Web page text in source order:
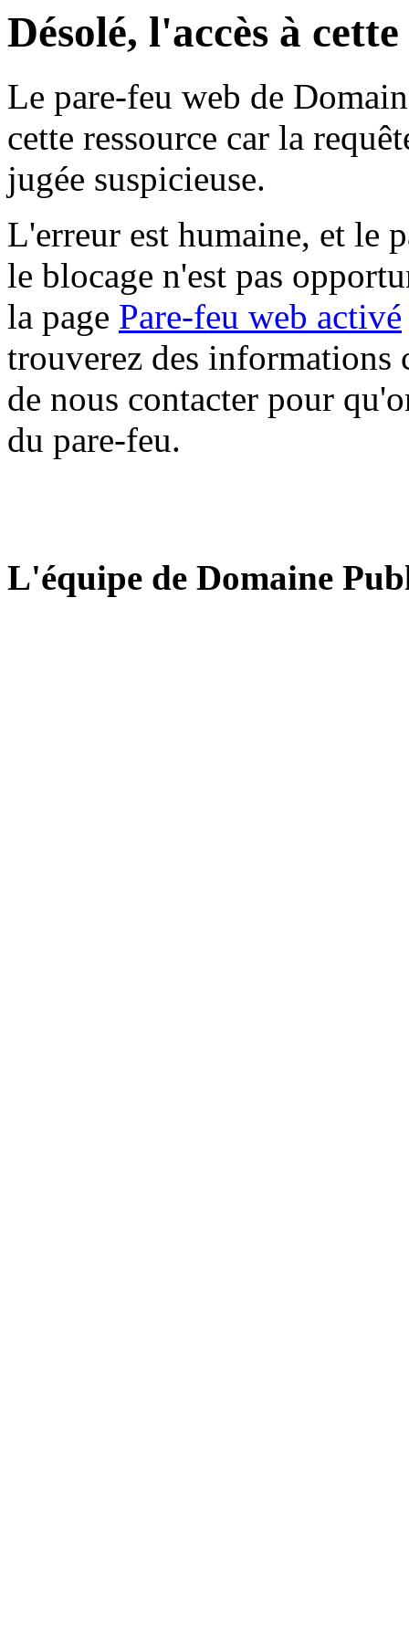
Désolé, l'accès à
Le pare-feu web de
cette ressource car la
jugée suspicieuse.
L'erreur est humaine, et le
le blocage n'est pas
la page Pare-feu web activé
trouverez des informations
de nous contacter pour
du pare-feu.
L'équipe de Domaine